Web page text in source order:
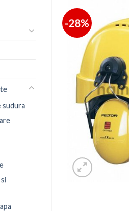
sudura
-28%